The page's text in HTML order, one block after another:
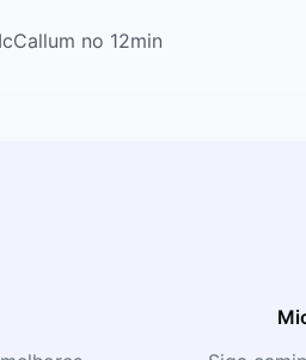
no 12min